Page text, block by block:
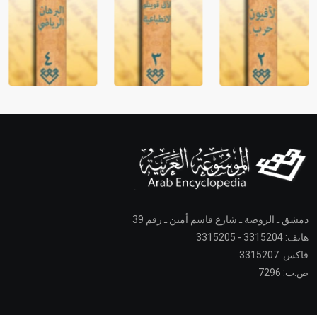
دمشق ـ الروضة ـ شارع قاسم أمين ـ رقم 39
هاتف: 3315204 - 3315205
فاكس: 3315207
ص.ب: 7296